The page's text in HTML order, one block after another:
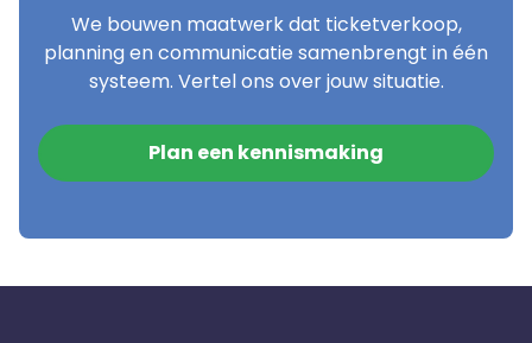
We bouwen maatwerk dat ticketverkoop,
planning en communicatie samenbrengt in één
systeem. Vertel ons over jouw situatie.
Plan een kennismaking